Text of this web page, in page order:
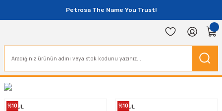
Petrosa The Name You Trust!
%10
MOTUL
%10
MOTUL